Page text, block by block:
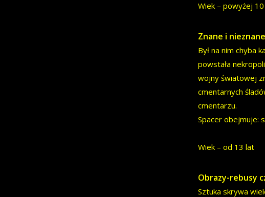
Wiek – powyżej
Znane i
Był na nim chyba
powstała
wojny światowej
cmentarnych
cmentarzu.
Spacer obejmuje:
Wiek – od 13 lat
Obrazy-rebusy
Sztuka skrywa